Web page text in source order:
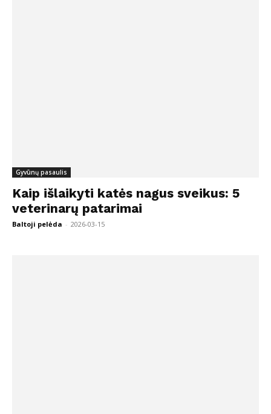
Gyvūnų pasaulis
Kaip išlaikyti katės nagus sveikus: 5
veterinarų patarimai
Baltoji pelėda - 2026-03-15